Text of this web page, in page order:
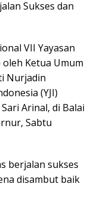
Sukses dan
VII Yayasan
Ketua Umum
Nurjadin
(YJI)
Arinal, di Balai
Sabtu
berjalan sukses
disambut baik